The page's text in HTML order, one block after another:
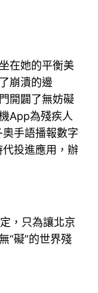
在她的平衡美
崩潰的邊
開闢了無妨礙
App為殘疾人
手語播報數字
代投進應用，辦
，只為讓北京
“礙”的世界殘